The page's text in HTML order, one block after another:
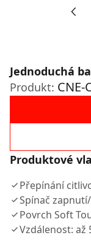
Jednoduchá
Produkt: CNE-
Produktové
Přepínání
Spínač
Povrch Soft
Vzdálenost: až